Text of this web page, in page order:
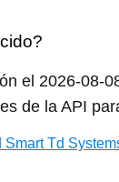
el 2026-08-
de la API